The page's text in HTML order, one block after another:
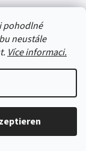
pohodlné
neustále
Více informaci.
989D003